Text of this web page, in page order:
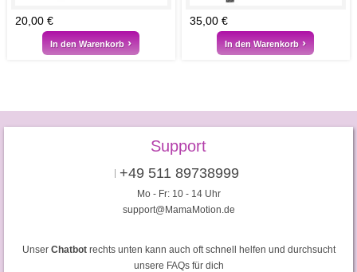
20,00 €
In den Warenkorb
35,00 €
In den Warenkorb
Support
+49 511 89738999
Mo - Fr: 10 - 14 Uhr
support@MamaMotion.de
Unser Chatbotrechts unten kann auch oft schnell helfen und durchsucht
unsere FAQs für dich